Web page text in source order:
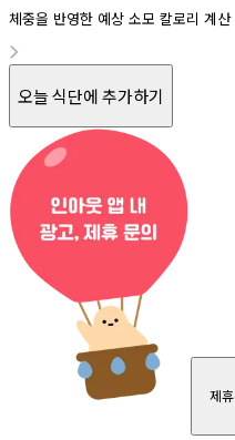
체중을 반영한 예상 소모 칼로리 계산
오늘 식단에 추가하기
제